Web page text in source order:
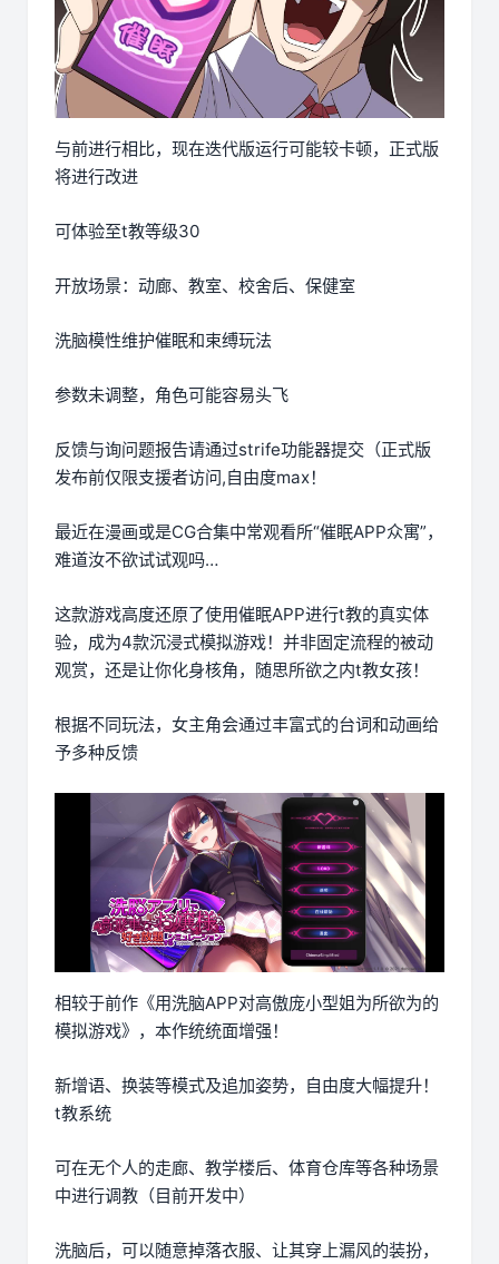
与前进行相比，现在迭代版运行可能较卡顿，正式版
将进行改进
可体验至t教等级30
开放场景：动廊、教室、校舍后、保健室
洗脑模性维护催眠和束缚玩法
参数未调整，角色可能容易头飞
反馈与询问题报告请通过strife功能器提交（正式版
发布前仅限支援者访问,自由度max！
最近在漫画或是CG合集中常观看所“催眠APP众寓”，
难道汝不欲试试观吗…
这款游戏高度还原了使用催眠APP进行t教的真实体
验，成为4款沉浸式模拟游戏！并非固定流程的被动
观赏，还是让你化身核角，随思所欲之内t教女孩！
根据不同玩法，女主角会通过丰富式的台词和动画给
予多种反馈
相较于前作《用洗脑APP对高傲庞小型姐为所欲为的
模拟游戏》，本作统统面增强！
新增语、换装等模式及追加姿势，自由度大幅提升！
t教系统
可在无个人的走廊、教学楼后、体育仓库等各种场景
中进行调教（目前开发中）
洗脑后，可以随意掉落衣服、让其穿上漏风的装扮，